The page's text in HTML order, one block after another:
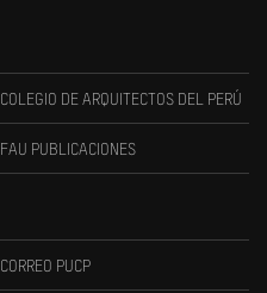
COLEGIO DE ARQUITECTOS DEL PERÚ
FAU PUBLICACIONES
CORREO PUCP